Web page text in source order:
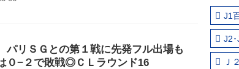
パリＳＧとの第１戦に先発フル出場も
０−２で敗戦◎ＣＬラウンド16
J1
J2
Ｊ